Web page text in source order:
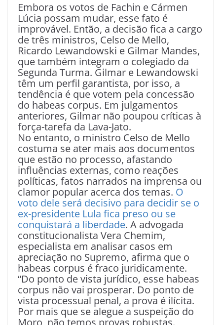
Embora os votos de Fachin e Cármen
Lúcia possam mudar, esse fato é
improvável. Então, a decisão fica a cargo
de três ministros, Celso de Mello,
Ricardo Lewandowski e Gilmar Mandes,
que também integram o colegiado da
Segunda Turma. Gilmar e Lewandowski
têm um perfil garantista, por isso, a
tendência é que votem pela concessão
do habeas corpus. Em julgamentos
anteriores, Gilmar não poupou críticas à
força-tarefa da Lava-Jato.
No entanto, o ministro Celso de Mello
costuma se ater mais aos documentos
que estão no processo, afastando
influências externas, como reações
políticas, fatos narrados na imprensa ou
clamor popular acerca dos temas. O
voto dele será decisivo para decidir se o
ex-presidente Lula fica preso ou se
conquistará a liberdade. A advogada
constitucionalista Vera Chemim,
especialista em analisar casos em
apreciação no Supremo, afirma que o
habeas corpus é fraco juridicamente.
“Do ponto de vista jurídico, esse habeas
corpus não vai prosperar. Do ponto de
vista processual penal, a prova é ilícita.
Por mais que se alegue a suspeição do